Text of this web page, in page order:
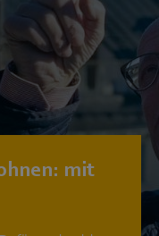
mit